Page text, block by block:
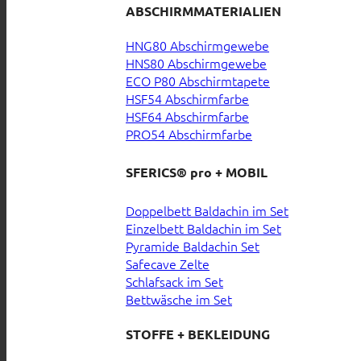
ABSCHIRMMATERIALIEN
HNG80 Abschirmgewebe
HNS80 Abschirmgewebe
ECO P80 Abschirmtapete
HSF54 Abschirmfarbe
HSF64 Abschirmfarbe
PRO54 Abschirmfarbe
SFERICS® pro + MOBIL
Doppelbett Baldachin im Set
Einzelbett Baldachin im Set
Pyramide Baldachin Set
Safecave Zelte
Schlafsack im Set
Bettwäsche im Set
STOFFE + BEKLEIDUNG